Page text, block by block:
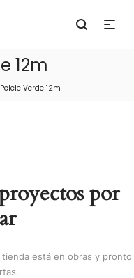
12m
Pelele Verde 12m
por
está en obras y pronto